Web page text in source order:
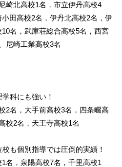
崎北高校1名，市立伊丹高校4
田高校2名，伊丹北高校2名，伊
名，武庫荘総合高校5名，西宮
尼崎工業高校3名
科にも強い！
2名，大手前高校3名，四条畷高
校2名，天王寺高校1名
も個別指導では圧倒的実績！
名，泉陽高校7名，千里高校1